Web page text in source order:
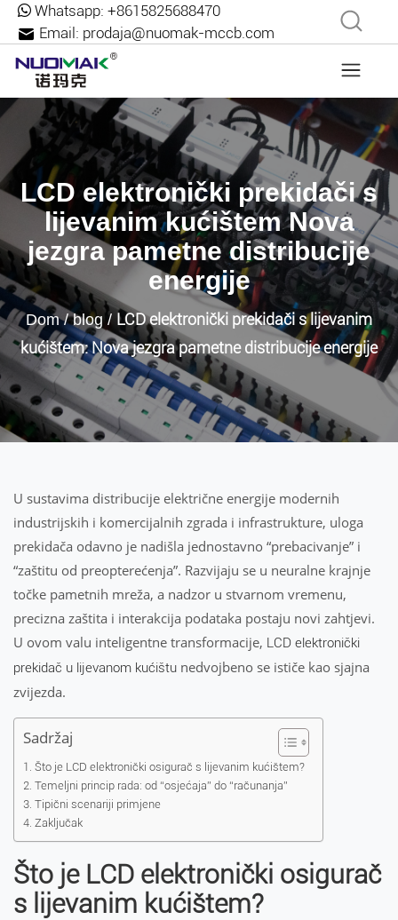
Whatsapp: +8615825688470
Email: prodaja@nuomak-mccb.com
LCD elektronički prekidači s
lijevanim kućištem Nova
jezgra pametne distribucije
energije
Dom/blog / LCD elektronički prekidači s lijevanim
kućištem: Nova jezgra pametne distribucije energije
U sustavima distribucije električne energije modernih
industrijskih i komercijalnih zgrada i infrastrukture, uloga
prekidača odavno je nadišla jednostavno “prebacivanje” i
“zaštitu od preopterećenja”. Razvijaju se u neuralne krajnje
točke pametnih mreža, a nadzor u stvarnom vremenu,
precizna zaštita i interakcija podataka postaju novi zahtjevi.
U ovom valu inteligentne transformacije, LCD elektronički
prekidač u lijevanom kućištu nedvojbeno se ističe kao sjajna
zvijezda.
Sadržaj
Što je LCD elektronički osigurač s lijevanim kućištem?
Temeljni princip rada: od “osjećaja” do “računanja”
Tipični scenariji primjene
Zaključak
Što je LCD elektronički osigurač
s lijevanim kućištem?